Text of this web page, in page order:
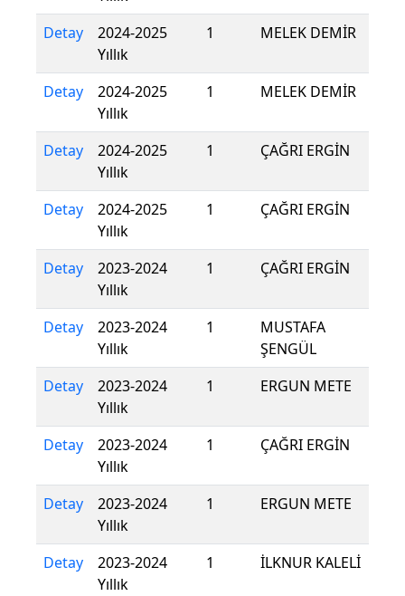
Detay
2024-2025
Yıllık
1 MELEK DEMİR
Detay
2024-2025
Yıllık
1 MELEK DEMİR
Detay
2024-2025
Yıllık
1 ÇAĞRI ERGİN
Detay
2024-2025
Yıllık
1 ÇAĞRI ERGİN
Detay
2023-2024
Yıllık
1 ÇAĞRI ERGİN
Detay
2023-2024
Yıllık
1
MUSTAFA
ŞENGÜL
Detay
2023-2024
Yıllık
1 ERGUN METE
Detay
2023-2024
Yıllık
1 ÇAĞRI ERGİN
Detay
2023-2024
Yıllık
1 ERGUN METE
Detay
2023-2024
Yıllık
1 İLKNUR KALELİ